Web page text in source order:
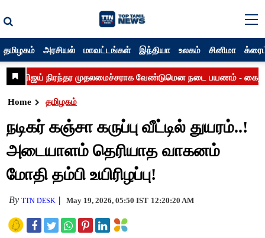
தமிழகம் அரசியல் மாவட்டங்கள் இந்தியா உலகம் சினிமா
Home தமிழகம்
நடிகர் கஞ்சா கருப்பு வீட்டில் துயரம்..!
அடையாளம் தெரியாத வாகனம்
மோதி தம்பி உயிரிழப்பு!
ByTTN DESK May 19, 2026, 05:50 IST 12:20:20 AM